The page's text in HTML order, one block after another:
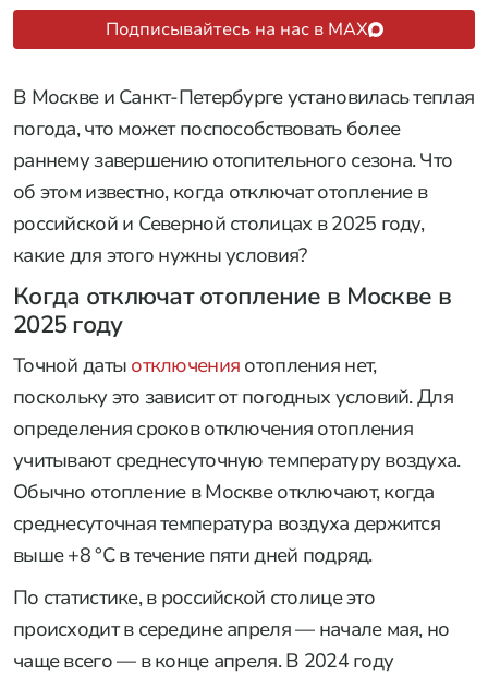
Подписывайтесь на нас в MAX
В Москве и Санкт-Петербурге установилась теплая
погода, что может поспособствовать более
раннему завершению отопительного сезона. Что
об этом известно, когда отключат отопление в
российской и Северной столицах в 2025 году,
какие для этого нужны условия?
Когда отключат отопление в Москве в
2025 году
Точной даты отключения отопления нет,
поскольку это зависит от погодных условий. Для
определения сроков отключения отопления
учитывают среднесуточную температуру воздуха.
Обычно отопление в Москве отключают, когда
среднесуточная температура воздуха держится
выше +8 °C в течение пяти дней подряд.
По статистике, в российской столице это
происходит в середине апреля — начале мая, но
чаще всего — в конце апреля. В 2024 году